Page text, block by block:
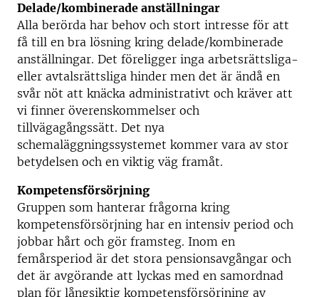
Delade/kombinerade anställningar
Alla berörda har behov och stort intresse för att
få till en bra lösning kring delade/kombinerade
anställningar. Det föreligger inga arbetsrättsliga-
eller avtalsrättsliga hinder men det är ändå en
svår nöt att knäcka administrativt och kräver att
vi finner överenskommelser och
tillvägagångssätt. Det nya
schemaläggningssystemet kommer vara av stor
betydelsen och en viktig väg framåt.
Kompetensförsörjning
Gruppen som hanterar frågorna kring
kompetensförsörjning har en intensiv period och
jobbar hårt och gör framsteg. Inom en
femårsperiod är det stora pensionsavgångar och
det är avgörande att lyckas med en samordnad
plan för långsiktig kompetensförsörjning av